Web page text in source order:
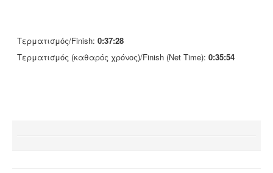
Τερματισμός/Finish: 0:37:28
Τερματισμός (καθαρός χρόνος)/Finish (Net Time): 0:35:54